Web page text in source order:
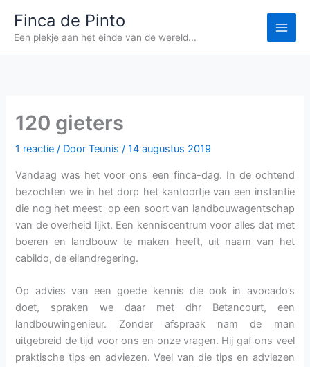
naar
inhoud
Finca de Pinto
Een plekje aan het einde van de wereld...
120 gieters
1 reactie / DoorTeunis/14 augustus 2019
Vandaag was het voor ons een finca-dag. In de ochtend
bezochten we in het dorp het kantoortje van een instantie
die nog het meest op een soort van landbouwagentschap
van de overheid lijkt. Een kenniscentrum voor alles dat met
boeren en landbouw te maken heeft, uit naam van het
cabildo, de eilandregering.
Op advies van een goede kennis die ook in avocado’s
doet, spraken we daar met dhr Betancourt, een
landbouwingenieur. Zonder afspraak nam de man
uitgebreid de tijd voor ons en onze vragen. Hij gaf ons veel
praktische tips en adviezen. Veel van die tips en adviezen